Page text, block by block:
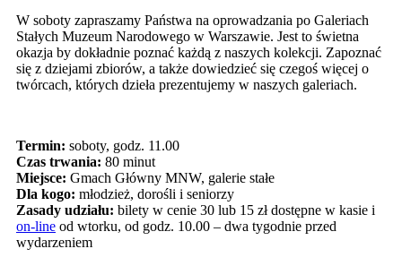
W soboty zapraszamy Państwa na oprowadzania po Galeriach
Stałych Muzeum Narodowego w Warszawie. Jest to świetna
okazja by dokładnie poznać każdą z naszych kolekcji. Zapoznać
się z dziejami zbiorów, a także dowiedzieć się czegoś więcej o
twórcach, których dzieła prezentujemy w naszych galeriach.
Termin: soboty, godz. 11.00
Czas trwania: 80 minut
Miejsce: Gmach Główny MNW, galerie stałe
Dla kogo: młodzież, dorośli i seniorzy
Zasady udziału: bilety w cenie 30 lub 15 zł dostępne w kasie i
on-line od wtorku, od godz. 10.00 – dwa tygodnie przed
wydarzeniem